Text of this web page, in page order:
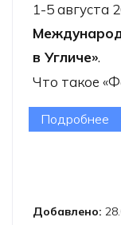
1-5 августа
в Угличе».
Что такое
Подробнее
Добавлено: